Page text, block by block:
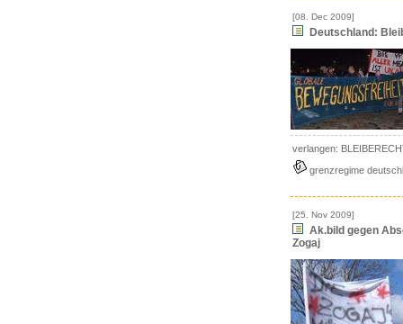
[08. Dec 2009]
Deutschland:
verlangen:
grenzregime
[25. Nov 2009]
Ak.bild gegen
Zogaj